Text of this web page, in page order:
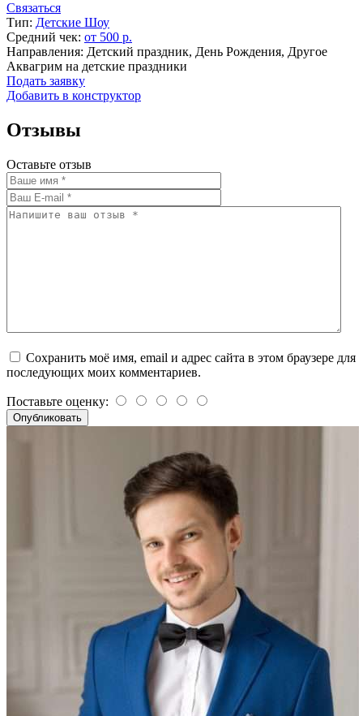
Связаться
Тип: Детские Шоу
Средний чек: от 500 р.
Направления: Детский праздник, День Рождения, Другое
Аквагрим на детские праздники
Подать заявку
Добавить в конструктор
Отзывы
Оставьте отзыв
Сохранить моё имя, email и адрес сайта в этом браузере для
последующих моих комментариев.
Поставьте оценку: